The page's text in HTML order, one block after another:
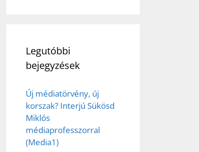
Legutóbbi
bejegyzések
Új médiatörvény, új
korszak? Interjú Sükösd
Miklós
médiaprofesszorral
(Media1)